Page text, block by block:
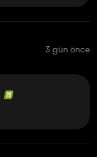
3 gün önce